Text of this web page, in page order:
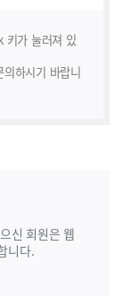
키가 눌러져 있
하시기 바랍니
신 회원은 웹
니다.